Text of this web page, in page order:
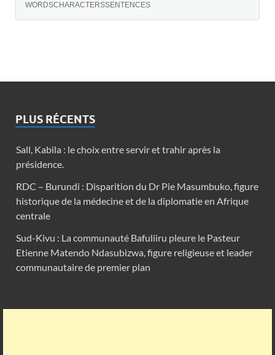
WORDSCHARACTERSSENTENCES
PLUS RÉCENTS
Sall, Kabila : le choix entre servir et trahir après la
présidence.
RDC – Burundi : Disparition du Dr Pie Masumbuko, figure
historique de la médecine et de la diplomatie en Afrique
centrale
Sud-Kivu : La communauté Bafuliiru pleure le Pasteur
Etienne Matendo Ndasubizwa, figure religieuse et leader
communautaire de premier plan